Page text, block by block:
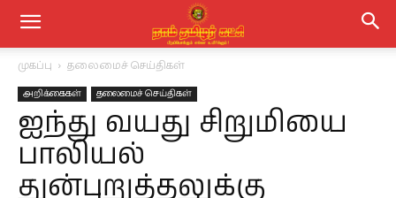
முகப்பு தலைமைச் செய்திகள்
அறிக்கைகள் தலைமைச் செய்திகள்
ஐந்து வயது சிறுமியை
பாலியல்
துன்புறுத்தலுக்கு